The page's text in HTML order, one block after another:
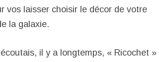
vos laisser choisir le décor de votre
la galaxie.
il y a longtemps, « Ricochet »